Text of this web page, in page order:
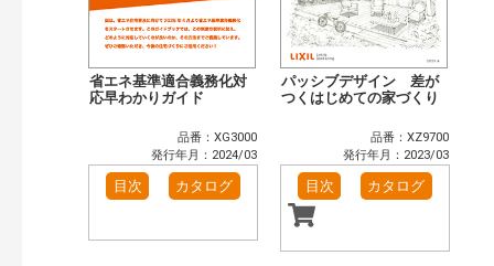
省エネ基準適合義務化対
応早わかりガイド
品番：XG3000
発行年月：2024/03
目次 カタログ
パッシブデザイン 差が
つくはじめての家づくり
品番：XZ9700
発行年月：2023/03
目次 カタログ